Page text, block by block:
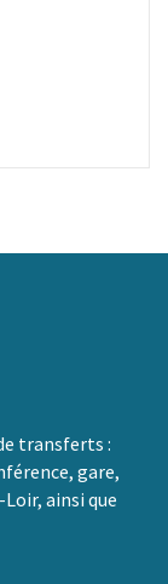
transferts :
gare,
ainsi que